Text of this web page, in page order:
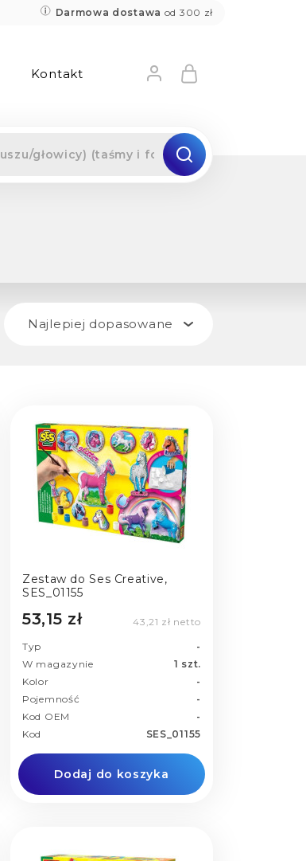
Darmowa dostawa od 300 zł
Kontakt
Najlepiej dopasowane
Zestaw do Ses Creative,
SES_01155
53,15 zł 43,21 zł netto
Typ
-
W magazynie
1 szt.
Kolor
-
Pojemność
-
Kod OEM
-
Kod
SES_01155
Dodaj do koszyka